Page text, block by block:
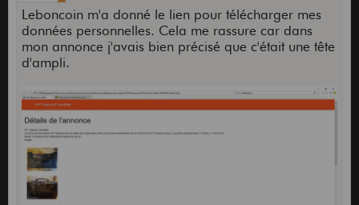
Leboncoin m'a donné le lien pour télécharger mes
données personnelles. Cela me rassure car dans
mon annonce j'avais bien précisé que c'était une tête
d'ampli.